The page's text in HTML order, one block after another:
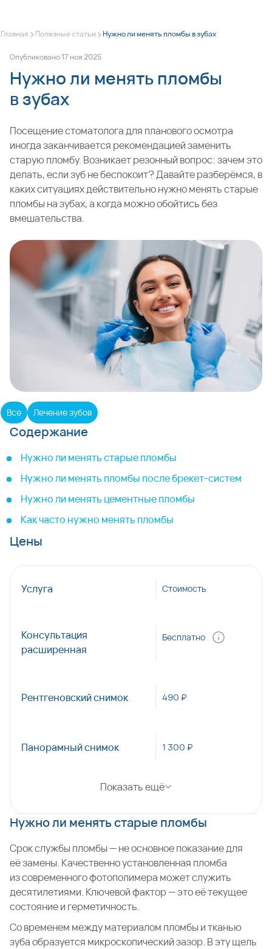
Главная > Полезные статьи >Нужно ли менять пломбы в зубах
Опубликовано17 ноя2025
Нужно ли менять пломбы
в зубах
Посещение стоматолога для планового осмотра
иногда заканчивается рекомендацией заменить
старую пломбу. Возникает резонный вопрос: зачем это
делать, если зуб не беспокоит? Давайте разберёмся, в
каких ситуациях действительно нужно менять старые
пломбы на зубах, а когда можно обойтись без
вмешательства.
Все Лечение зубов
Содержание
Нужно ли менять старые пломбы
Нужно ли менять пломбы после брекет-систем
Нужно ли менять цементные пломбы
Как часто нужно менять пломбы
Цены
Услуга Стоимость
Консультация
расширенная
Бесплатно
Рентгеновский снимок 490 ₽
Панорамный снимок 1 300 ₽
Показать ещё
Нужно ли менять старые пломбы
Срок службы пломбы — не основное показание для
её замены. Качественно установленная пломба
из современного фотополимера может служить
десятилетиями. Ключевой фактор — это её текущее
состояние и герметичность.
Со временем между материалом пломбы и тканью
зуба образуется микроскопический зазор. В эту щель